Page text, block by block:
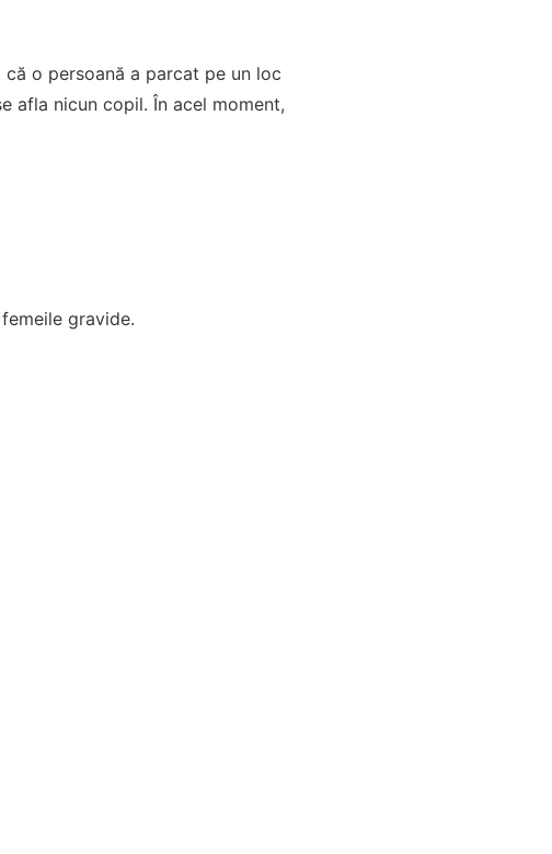
o persoană a parcat pe un loc
afla nicun copil. În acel moment,
gravide.